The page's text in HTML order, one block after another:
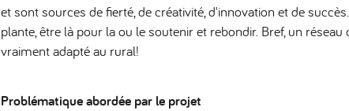
et sont sources de fierté, de créativité, d'innovation et de
plante, être là pour la ou le soutenir et rebondir. Bref, un
vraiment adapté au rural!
Problématique abordée par le projet